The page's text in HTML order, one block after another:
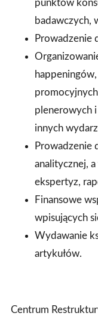
punktów
badawczych,
Prowadzenie
plenerowych
innych
Prowadzenie
analitycznej,
ekspertyz,
Finansowe
wpisujących
Wydawanie
artykułów.
Centrum